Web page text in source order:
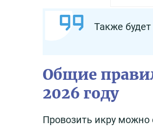
Также
Общие
2026 году
Провозить икру